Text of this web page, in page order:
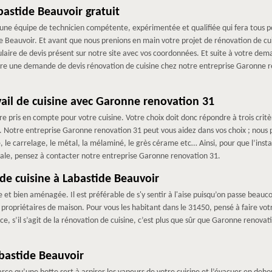
Beauvoir gratuit
équipe de technicien compétente, expérimentée et qualifiée qui fera tous
Et avant que nous prenions en main votre projet de rénovation de
de devis présent sur notre site avec vos coordonnées. Et suite à votre
une demande de devis rénovation de cuisine chez notre entreprise
de cuisine avec Garonne renovation 31
pris en compte pour votre cuisine. Votre choix doit donc répondre à trois
entreprise Garonne renovation 31 peut vous aidez dans vos choix ; nous
carrelage, le métal, la mélaminé, le grès cérame etc… Ainsi, pour que
pensez à contacter notre entreprise Garonne renovation 31.
cuisine à Labastide Beauvoir
bien aménagée. Il est préférable de s'y sentir à l'aise puisqu’on passe
de maison. Pour vous les habitant dans le 31450, pensé à faire
s’il s’agit de la rénovation de cuisine, c’est plus que sûr que Garonne
Beauvoir